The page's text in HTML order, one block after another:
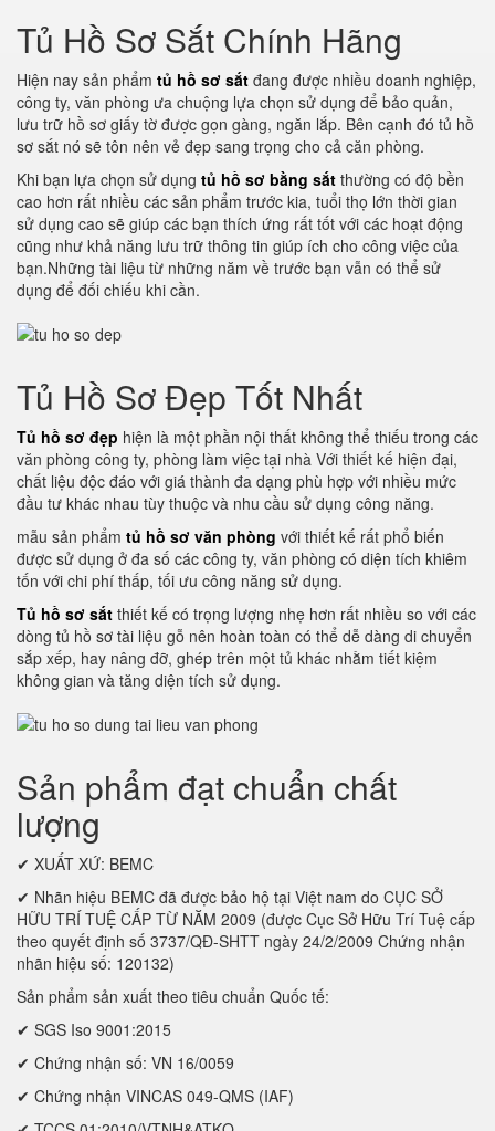
Tủ Hồ Sơ Sắt Chính Hãng
Hiện nay sản phẩm tủ hồ sơ sắt đang được nhiều doanh nghiệp,
công ty, văn phòng ưa chuộng lựa chọn sử dụng để bảo quản,
lưu trữ hồ sơ giấy tờ được gọn gàng, ngăn lắp. Bên cạnh đó tủ hồ
sơ sắt nó sẽ tôn nên vẻ đẹp sang trọng cho cả căn phòng.
Khi bạn lựa chọn sử dụng tủ hồ sơ bằng sắt thường có độ bền
cao hơn rất nhiều các sản phẩm trước kia, tuổi thọ lớn thời gian
sử dụng cao sẽ giúp các bạn thích ứng rất tốt với các hoạt động
cũng như khả năng lưu trữ thông tin giúp ích cho công việc của
bạn.Những tài liệu từ những năm về trước bạn vẫn có thể sử
dụng để đối chiếu khi cần.
Tủ Hồ Sơ Đẹp Tốt Nhất
Tủ hồ sơ đẹp hiện là một phần nội thất không thể thiếu trong các
văn phòng công ty, phòng làm việc tại nhà Với thiết kế hiện đại,
chất liệu độc đáo với giá thành đa dạng phù hợp với nhiều mức
đầu tư khác nhau tùy thuộc và nhu cầu sử dụng công năng.
mẫu sản phẩm tủ hồ sơ văn phòng với thiết kế rất phổ biến
được sử dụng ở đa số các công ty, văn phòng có diện tích khiêm
tốn với chi phí thấp, tối ưu công năng sử dụng.
Tủ hồ sơ sắt thiết kế có trọng lượng nhẹ hơn rất nhiều so với các
dòng tủ hồ sơ tài liệu gỗ nên hoàn toàn có thể dễ dàng di chuyển
sắp xếp, hay nâng đỡ, ghép trên một tủ khác nhằm tiết kiệm
không gian và tăng diện tích sử dụng.
Sản phẩm đạt chuẩn chất
lượng
✔ XUẤT XỨ: BEMC
✔ Nhãn hiệu BEMC đã được bảo hộ tại Việt nam do CỤC SỞ
HỮU TRÍ TUỆ CẤP TỪ NĂM 2009 (được Cục Sở Hữu Trí Tuệ cấp
theo quyết định số 3737/QĐ-SHTT ngày 24/2/2009 Chứng nhận
nhãn hiệu số: 120132)
Sản phẩm sản xuất theo tiêu chuẩn Quốc tế:
✔ SGS Iso 9001:2015
✔ Chứng nhận số: VN 16/0059
✔ Chứng nhận VINCAS 049-QMS (IAF)